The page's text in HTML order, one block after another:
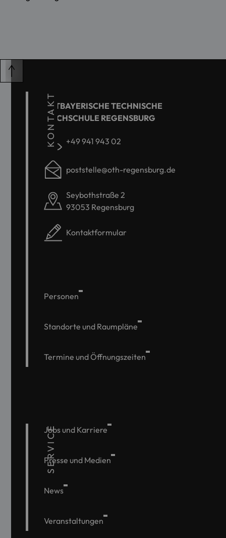
KONTAKT
OSTBAYERISCHE TECHNISCHE
HOCHSCHULE REGENSBURG
+49 941 943 02
poststelle@oth-regensburg.de
Seybothstraße 2
93053 Regensburg
Kontaktformular
Personen
Standorte und Raumpläne
Termine und Öffnungszeiten
SERVICE
Jobs und Karriere
Presse und Medien
News
Veranstaltungen